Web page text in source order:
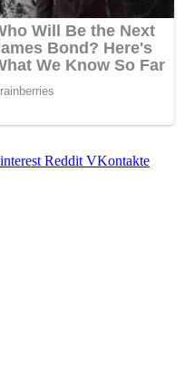
Reddit VKontakte